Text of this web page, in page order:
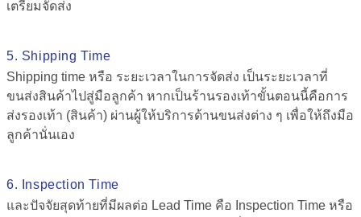
เตรียมจัดส่ง
5. Shipping Time
Shipping time หรือ ระยะเวลาในการจัดส่ง เป็นระยะเวลาที่
ขนส่งสินค้าไปสู่มือลูกค้า หากเป็นร้านรองเท้าขั้นตอนนี้คือการ
ส่งรองเท้า (สินค้า) ผ่านผู้ให้บริการด้านขนส่งต่าง ๆ เพื่อให้ถึงมือ
ลูกค้านั่นเอง
6. Inspection Time
และปัจจัยสุดท้ายที่มีผลต่อ Lead Time คือ Inspection Time หรือ